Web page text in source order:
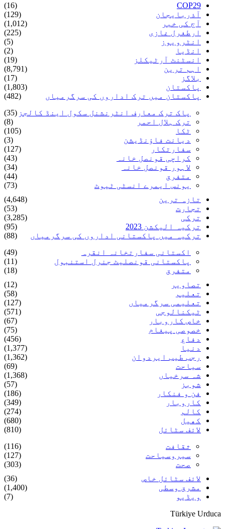
COP29
(16)
آذربایجان
(129)
آج کی خبر
(1,012)
ارطغرل غازی
(225)
انٹرویوز
(5)
انڈیا
(2)
انسٹنٹ آرٹیکلز
(19)
اہم ترین
(8,791)
بلاگز
(17)
پاکستان
(1,803)
پاکستان میں ترک اداروں کی سرگرمیاں
(482)
پاک ترک معارف انٹرنشنل سکول اینڈ کالجز (35)
ترک ہلال احمر
(8)
ٹکا
(105)
دیانت فاؤنڈیشن
(3)
سفارتکار
(127)
کراچی قونصل خانہ
(43)
لاہور قونصل خانہ
(34)
متفرق
(44)
یونس ایمرے انسٹی ٹیوٹ
(73)
تازہ ترین
(4,648)
تجارت
(53)
ترکی
(3,285)
ترکیہ الیکشن 2023
(95)
ترکیہ میں پاکستانی اداروں کی سرگرمیاں
(88)
اکستانی سفارتخانہ انقرہ
(49)
پاکستانی قونصلیٹ جنرل استنبول
(11)
متفرق
(18)
تصاویر
(12)
تعلیم
(58)
تعلیمی سرگرمیاں
(127)
ٹیکنالوجی
(571)
خاص کاروبار
(67)
خصوصی پیغام
(75)
دفاع
(456)
دنیا
(1,377)
رجب طیب ایردوان
(1,362)
سیاحت
(69)
شہ سرخیاں
(1,368)
شوبز
(57)
فن و فنکار
(186)
کاروبار
(349)
کالم
(274)
کھیل
(680)
لائف سٹائل
(810)
ثقافت
(116)
سیروسیاحت
(127)
صحت
(303)
لائف سٹائل خاص
(36)
مشرق وسطی
(1,400)
ویڈیو
(7)
Türkiye Urduca